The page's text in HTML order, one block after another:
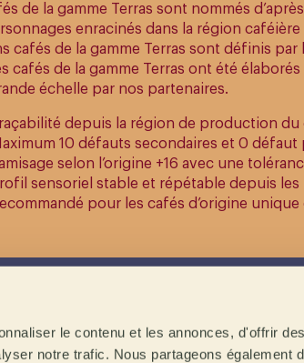
le contenu et les annonces, d'offrir
notre trafic. Nous partageons également
de la gamme Terras sont nommés
enracinés dans la région
cafés de la gamme Terras sont définis
cafés de la gamme Terras ont été
échelle par nos partenaires.
depuis la région de production du
10 défauts secondaires et 0
selon l’origine +16 avec une
sensoriel stable et répétable depuis
pour les cafés d’origine unique
5 secondaire Saison